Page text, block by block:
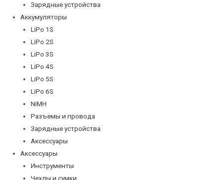
Зарядные устройства
Аккумуляторы
LiPo 1S
LiPo 2S
LiPo 3S
LiPo 4S
LiPo 5S
LiPo 6S
NiMH
Разъемы и провода
Зарядные устройства
Аксессуары
Аксессуары
Инструменты
Чехлы и сумки